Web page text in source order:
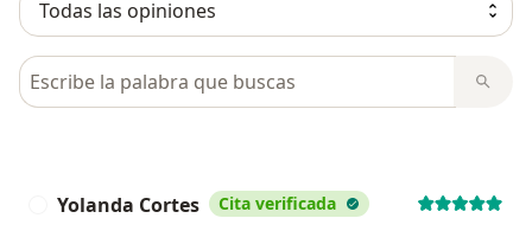
Busca en opiniones
Yolanda Cortes Cita verificada